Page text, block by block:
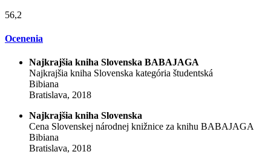
56,2
Ocenenia
Najkrajšia kniha Slovenska BABAJAGA
Najkrajšia kniha Slovenska kategória študentská
Bibiana
Bratislava, 2018
Najkrajšia kniha Slovenska
Cena Slovenskej národnej knižnice za knihu BABAJAGA
Bibiana
Bratislava, 2018